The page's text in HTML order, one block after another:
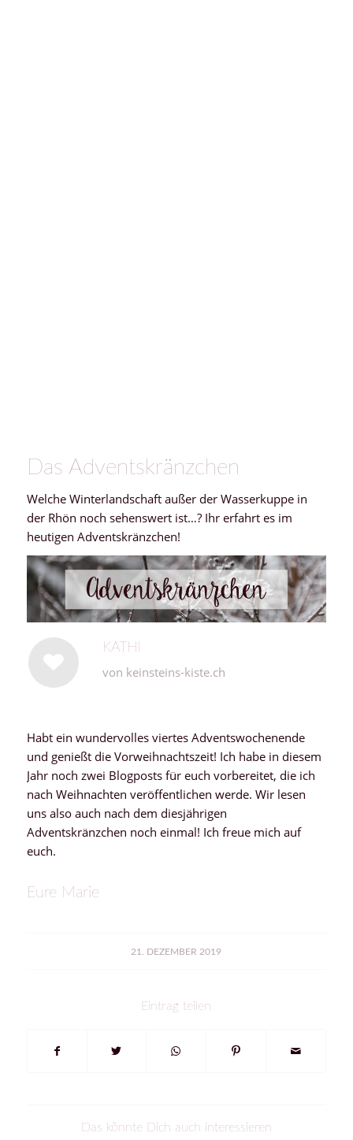
Das Adventskränzchen
Welche Winterlandschaft außer der Wasserkuppe in
der Rhön noch sehenswert ist…? Ihr erfahrt es im
heutigen Adventskränzchen!
KATHI
von keinsteins-kiste.ch
Habt ein wundervolles viertes Adventswochenende
und genießt die Vorweihnachtszeit! Ich habe in diesem
Jahr noch zwei Blogposts für euch vorbereitet, die ich
nach Weihnachten veröffentlichen werde. Wir lesen
uns also auch nach dem diesjährigen
Adventskränzchen noch einmal! Ich freue mich auf
euch.
Eure Marie
21. DEZEMBER 2019
Eintrag teilen
Das könnte Dich auch interessieren